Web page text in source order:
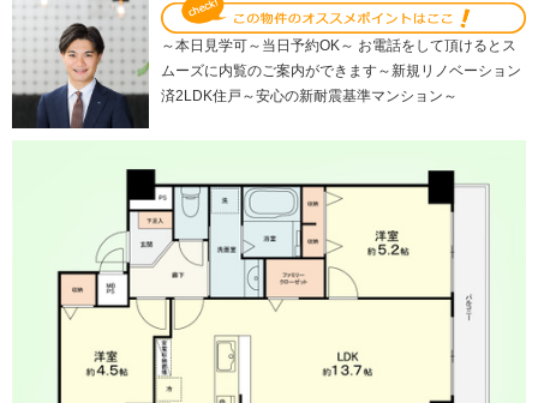
～本日見学可～当日予約OK～ お電話をして頂けるとス
ムーズに内覧のご案内ができます～新規リノベーション
済2LDK住戸～安心の新耐震基準マンション～